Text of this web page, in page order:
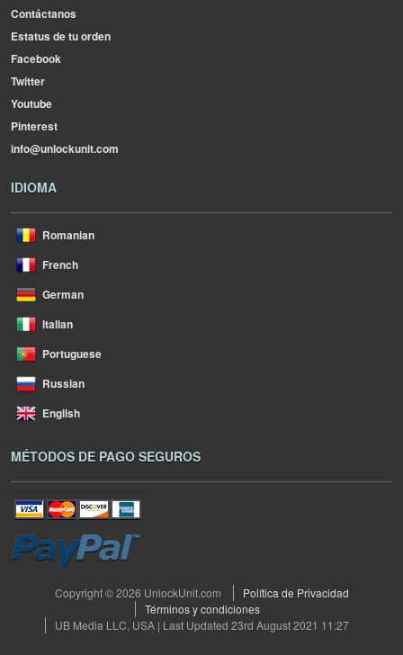
Contáctanos
Estatus de tu orden
Facebook
Twitter
Youtube
Pinterest
info@unlockunit.com
IDIOMA
Romanian
French
German
Italian
Portuguese
Russian
English
MÉTODOS DE PAGO SEGUROS
Copyright © 2026 UnlockUnit.com
Política de Privacidad
Términos y condiciones
UB Media LLC, USA | Last Updated 23rd August 2021 11:27